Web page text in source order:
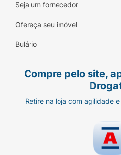
Seja um fornecedor
Ofereça seu imóvel
Bulário
Compre pelo site,
Retire na loja com agilidade